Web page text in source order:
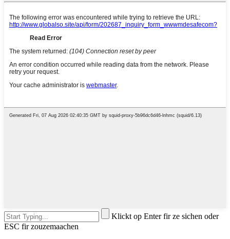
Klickt op Enter fir ze sichen oder
ESC fir zouzemaachen